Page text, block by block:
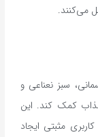
می‌کنند.
سبز نعناعی و
کمک کند. این
مثبتی ایجاد